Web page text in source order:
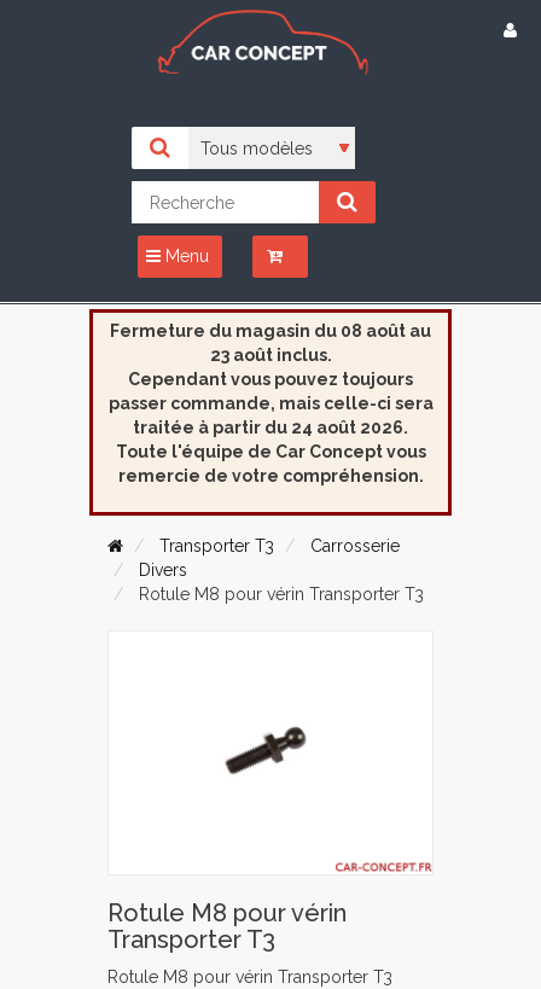
Menu
Fermeture du magasin du 08 août au
23 août inclus.
Cependant vous pouvez toujours
passer commande, mais celle-ci sera
traitée à partir du 24 août 2026.
Toute l'équipe de Car Concept vous
remercie de votre compréhension.
Transporter T3
Carrosserie
Divers
Rotule M8 pour vérin Transporter T3
Rotule M8 pour vérin
Transporter T3
Rotule M8 pour vérin Transporter T3